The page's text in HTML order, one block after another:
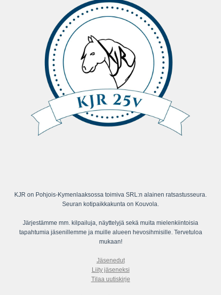
KJR on Pohjois-Kymenlaaksossa toimiva SRL:n alainen ratsastusseura.
Seuran kotipaikkakunta on Kouvola.
Järjestämme mm. kilpailuja, näyttelyjä sekä muita mielenkiintoisia
tapahtumia jäsenillemme ja muille alueen hevosihmisille. Tervetuloa
mukaan!
Jäsenedut
Liity jäseneksi
Tilaa uutiskirje